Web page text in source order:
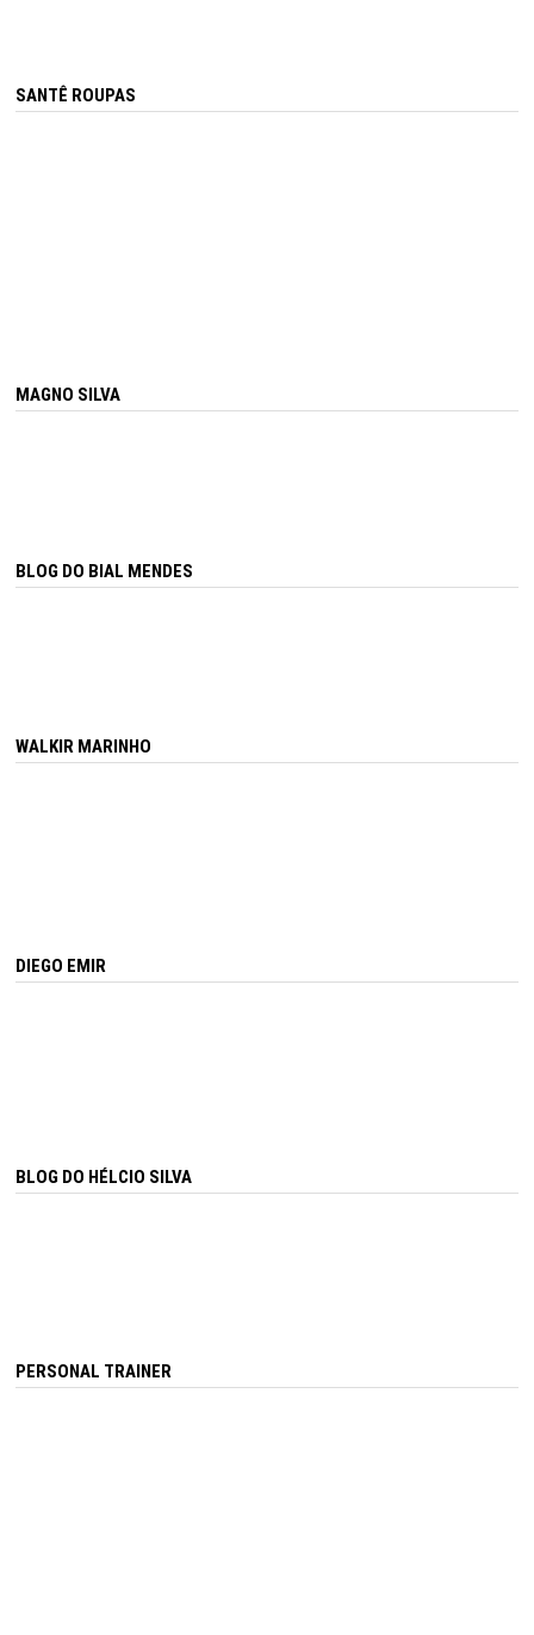
SANTÊ ROUPAS
MAGNO SILVA
BLOG DO BIAL MENDES
WALKIR MARINHO
DIEGO EMIR
BLOG DO HÉLCIO SILVA
PERSONAL TRAINER